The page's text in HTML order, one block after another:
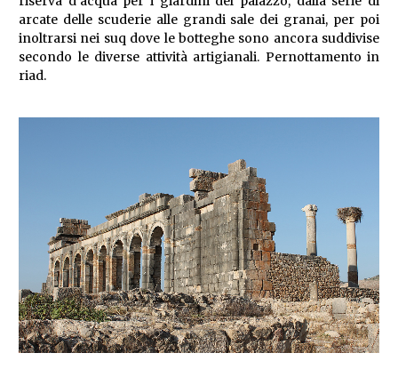
arcate delle scuderie alle grandi sale dei granai, per poi
inoltrarsi nei suq dove le botteghe sono ancora suddivise
secondo le diverse attività artigianali. Pernottamento in
riad.